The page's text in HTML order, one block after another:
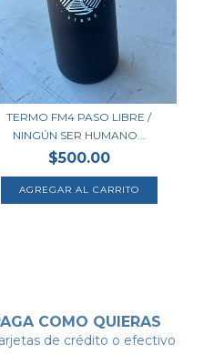
TERMO FM4 PASO LIBRE /
NINGÚN SER HUMANO...
$500.00
COMO QUIERAS
de crédito o efectivo